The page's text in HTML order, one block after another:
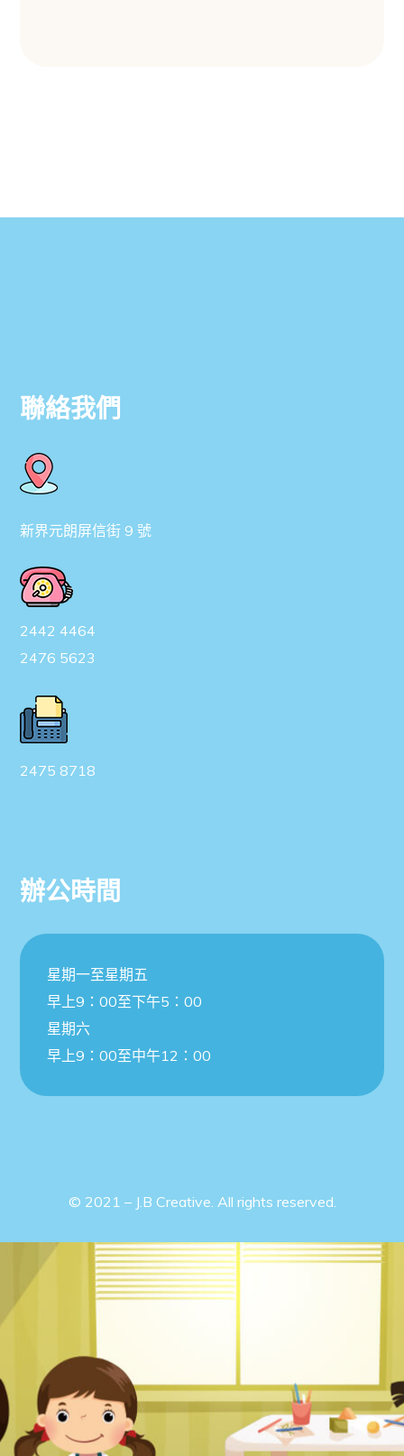
聯絡我們
新界元朗屏信街 9 號
2442 4464
2476 5623
2475 8718
辦公時間
星期一至星期五
早上9：00至下午5：00
星期六
早上9：00至中午12：00
© 2021 – J.B Creative. All rights reserved.